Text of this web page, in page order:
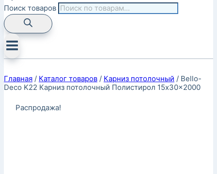
Поиск товаров
Главная / Каталог товаров / Карниз потолочный / Bello-
Deco K22 Карниз потолочный Полистирол 15x30x2000
Распродажа!